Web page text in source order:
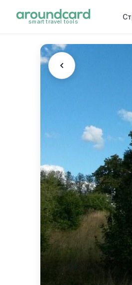
smart travel tools